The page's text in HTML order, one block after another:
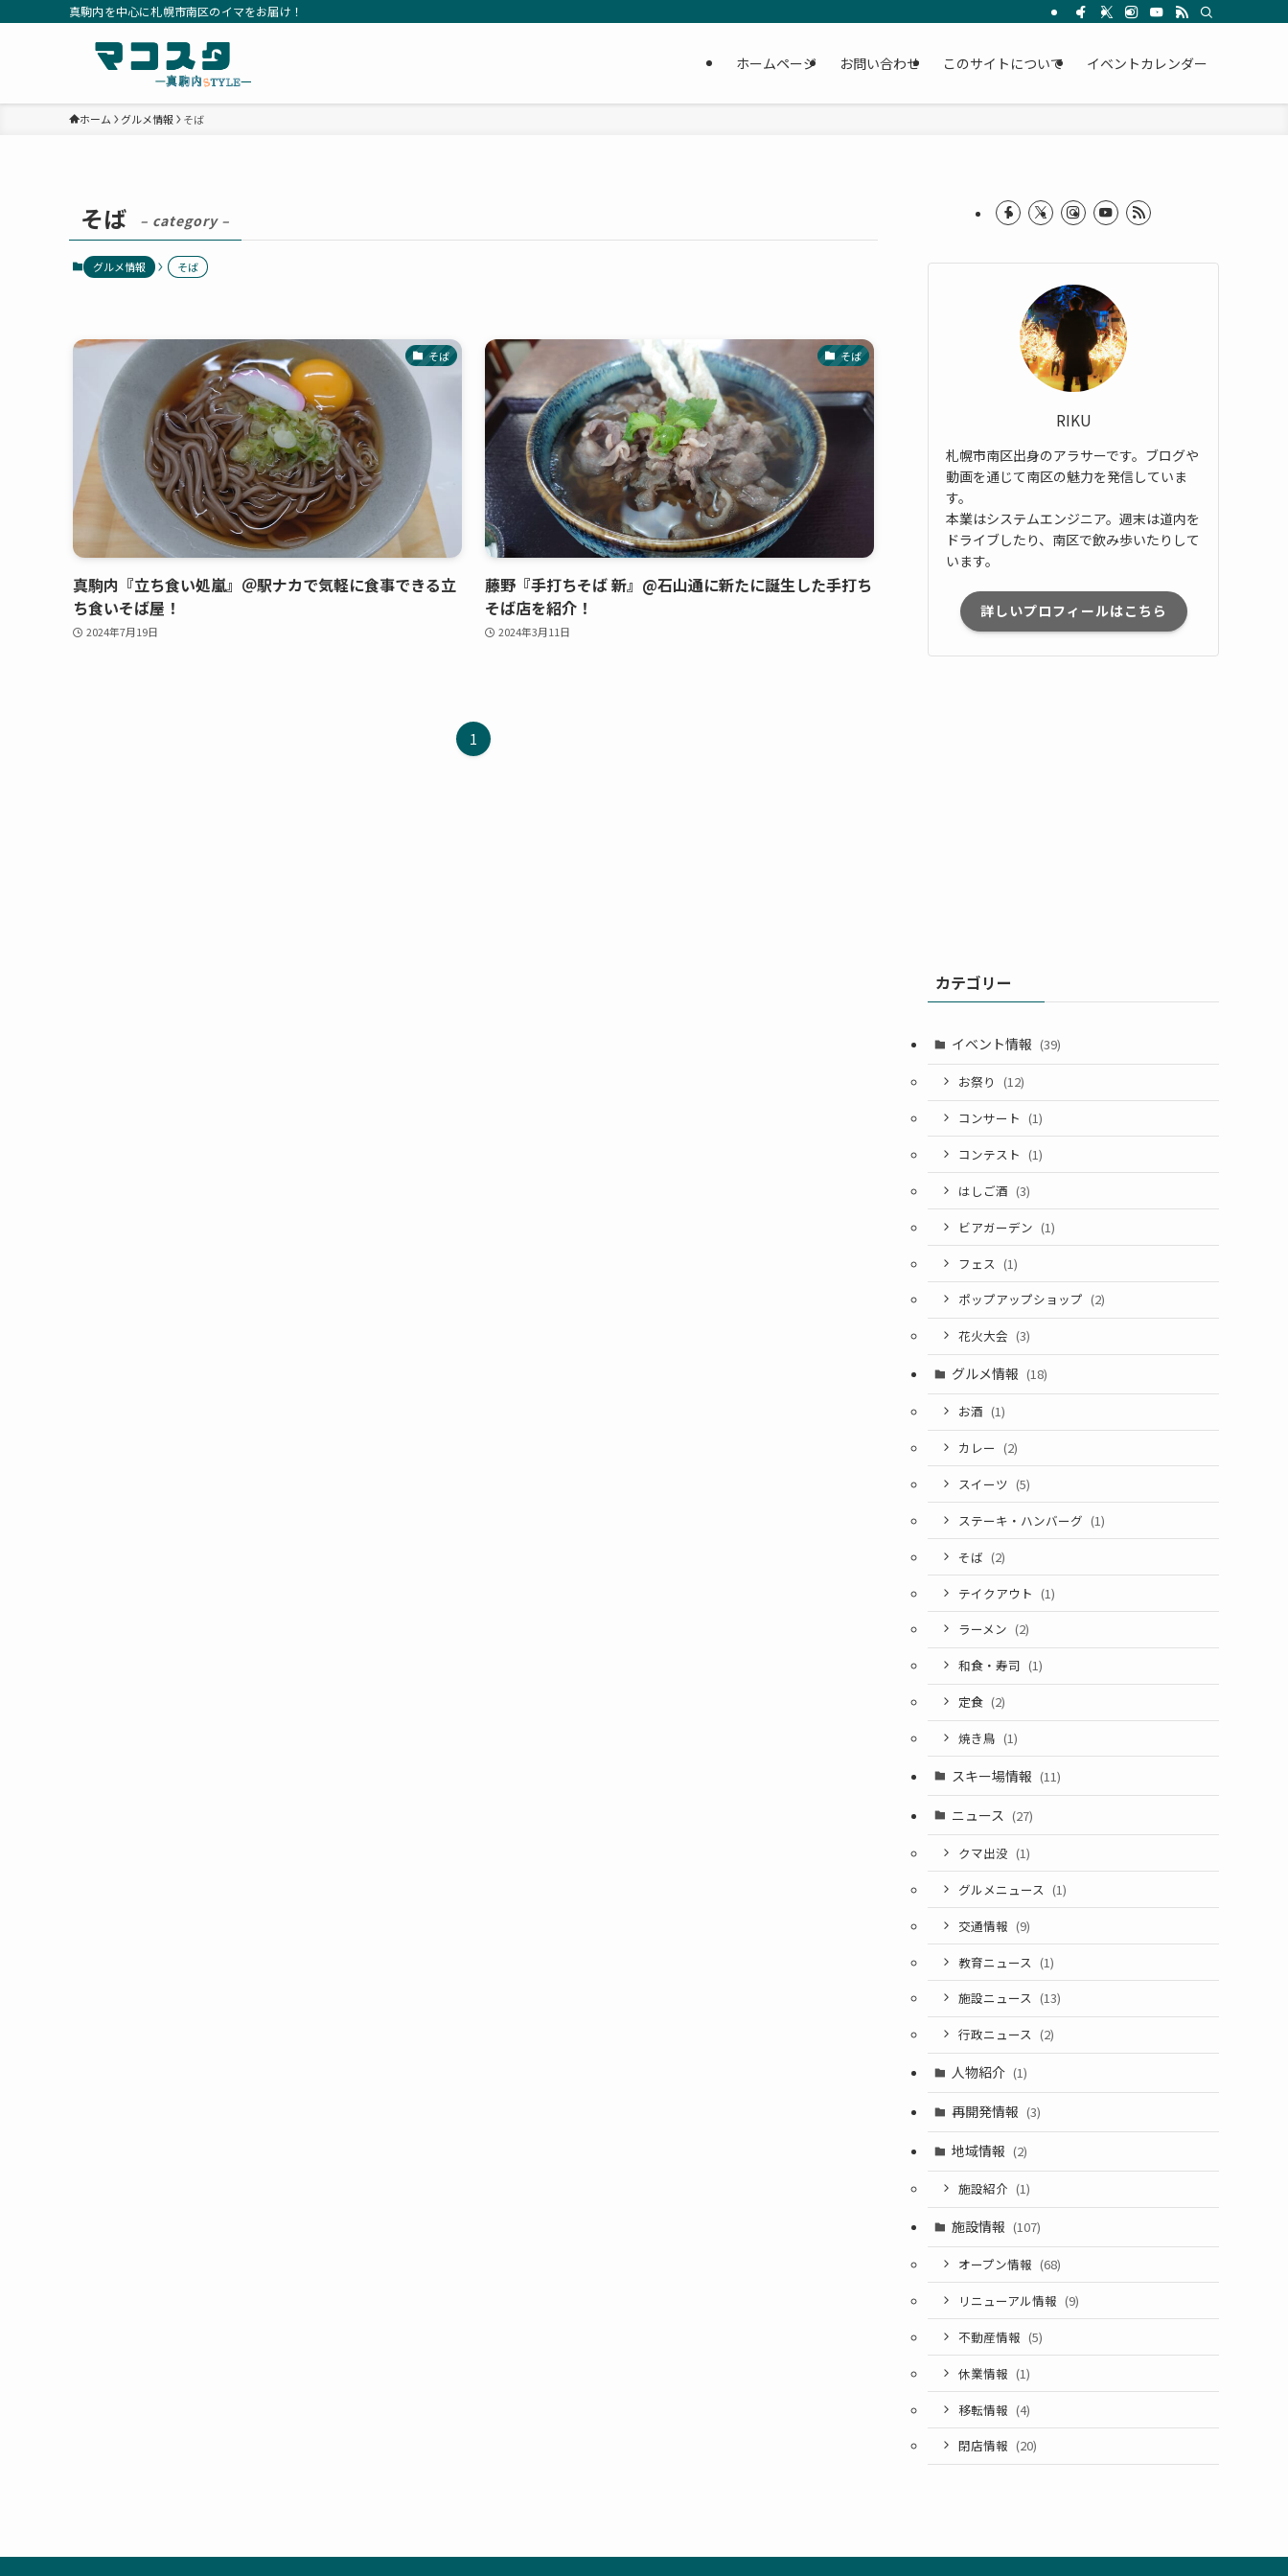
真駒内を中心に札幌市南区のイマをお届け！
ホームページ お問い合わせ このサイトについて イベントカレンダー
ホーム グルメ情報 そば
そば – category –
グルメ情報 そば
そば
真駒内『立ち食い処嵐』＠駅ナカで気軽に食事できる立
ち食いそば屋！
2024年7月19日
そば
藤野『手打ちそば 新』@石山通に新たに誕生した手打ち
そば店を紹介！
2024年3月11日
1
RIKU
札幌市南区出身のアラサーです。ブログや
動画を通じて南区の魅力を発信していま
す。
本業はシステムエンジニア。週末は道内を
ドライブしたり、南区で飲み歩いたりして
います。
詳しいプロフィールはこちら
カテゴリー
イベント情報 (39)
お祭り (12)
コンサート (1)
コンテスト (1)
はしご酒 (3)
ビアガーデン (1)
フェス (1)
ポップアップショップ (2)
花火大会 (3)
グルメ情報 (18)
お酒 (1)
カレー (2)
スイーツ (5)
ステーキ・ハンバーグ (1)
そば (2)
テイクアウト (1)
ラーメン (2)
和食・寿司 (1)
定食 (2)
焼き鳥 (1)
スキー場情報 (11)
ニュース (27)
クマ出没 (1)
グルメニュース (1)
交通情報 (9)
教育ニュース (1)
施設ニュース (13)
行政ニュース (2)
人物紹介 (1)
再開発情報 (3)
地域情報 (2)
施設紹介 (1)
施設情報 (107)
オープン情報 (68)
リニューアル情報 (9)
不動産情報 (5)
休業情報 (1)
移転情報 (4)
閉店情報 (20)